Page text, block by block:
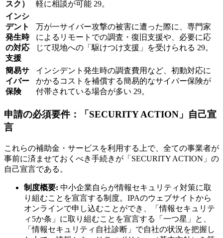
スク）
軽に相談が可能 29。
インシ
デント
発生時
の対応
支援
万が一サイバー攻撃の被害に遭った際に、専門家
によるリモートでの調査・復旧支援や、必要に応
じて現地への「駆けつけ支援」を受けられる 29。
簡易サ
イバー
保険
インシデント発生時の調査費用など、初動対応に
かかるコストを補償する簡易的なサイバー保険が
付帯されている場合が多い 29。
申請の必須要件：「SECURITY ACTION」自己宣
言
これらの補助金・サービスを利用する上で、全ての事業者が
事前に済ませておくべき手続きが「SECURITY ACTION」の
自己宣言である。
制度概要: 中小企業自らが情報セキュリティ対策に取
り組むことを宣言する制度。IPAのウェブサイトから
オンラインで申し込むことができ、「情報セキュリテ
ィ5か条」に取り組むことを宣言する「一つ星」と、
「情報セキュリティ自社診断」で自社の状況を把握し